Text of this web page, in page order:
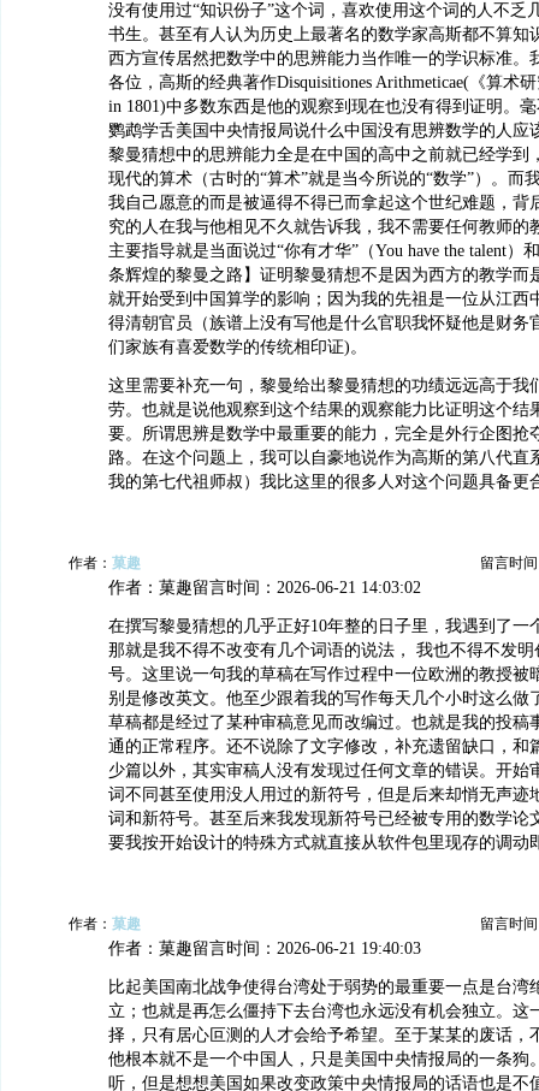
没有使用过“知识份子”这个词，喜欢使用这个词的人不乏
书生。甚至有人认为历史上最著名的数学家高斯都不算知
西方宣传居然把数学中的思辨能力当作唯一的学识标准。
各位，高斯的经典著作Disquisitiones Arithmeticae(《算术研
in 1801)中多数东西是他的观察到现在也没有得到证明。
鹦鹉学舌美国中央情报局说什么中国没有思辨数学的人应
黎曼猜想中的思辨能力全是在中国的高中之前就已经学到
现代的算术（古时的“算术”就是当今所说的“数学”）。而
我自己愿意的而是被逼得不得已而拿起这个世纪难题，背
究的人在我与他相见不久就告诉我，我不需要任何教师的
主要指导就是当面说过“你有才华”（You have the talent）
条辉煌的黎曼之路】证明黎曼猜想不是因为西方的教学而
就开始受到中国算学的影响；因为我的先祖是一位从江西
得清朝官员（族谱上没有写他是什么官职我怀疑他是财务
们家族有喜爱数学的传统相印证)。
这里需要补充一句，黎曼给出黎曼猜想的功绩远远高于我
劳。也就是说他观察到这个结果的观察能力比证明这个结
要。所谓思辨是数学中最重要的能力，完全是外行企图抢
路。在这个问题上，我可以自豪地说作为高斯的第八代直
我的第七代祖师叔）我比这里的很多人对这个问题具备更
作者： 菓趣 留言时间
作者：菓趣留言时间：2026-06-21 14:03:02
在撰写黎曼猜想的几乎正好10年整的日子里，我遇到了一
那就是我不得不改变有几个词语的说法， 我也不得不发
号。这里说一句我的草稿在写作过程中一位欧洲的教授被
别是修改英文。他至少跟着我的写作每天几个小时这么做
草稿都是经过了某种审稿意见而改编过。也就是我的投稿
通的正常程序。还不说除了文字修改，补充遗留缺口，和
少篇以外，其实审稿人没有发现过任何文章的错误。开始
词不同甚至使用没人用过的新符号，但是后来却悄无声迹
词和新符号。甚至后来我发现新符号已经被专用的数学论
要我按开始设计的特殊方式就直接从软件包里现存的调动
作者： 菓趣 留言时间
作者：菓趣留言时间：2026-06-21 19:40:03
比起美国南北战争使得台湾处于弱势的最重要一点是台湾
立；也就是再怎么僵持下去台湾也永远没有机会独立。这
择，只有居心叵测的人才会给予希望。至于某某的废话，
他根本就不是一个中国人，只是美国中央情报局的一条狗
听，但是想想美国如果改变政策中央情报局的话语也是不